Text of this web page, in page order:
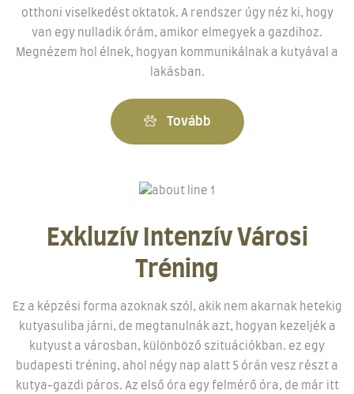
otthoni viselkedést oktatok. A rendszer úgy néz ki, hogy
van egy nulladik órám, amikor elmegyek a gazdihoz.
Megnézem hol élnek, hogyan kommunikálnak a kutyával a
lakásban.
Tovább
Exkluzív Intenzív Városi
Tréning
Ez a képzési forma azoknak szól, akik nem akarnak hetekig
kutyasuliba járni, de megtanulnák azt, hogyan kezeljék a
kutyust a városban, különböző szituációkban. ez egy
budapesti tréning, ahol négy nap alatt 5 órán vesz részt a
kutya-gazdi páros. Az első óra egy felmérő óra, de már itt